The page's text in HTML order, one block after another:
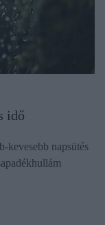
idő
kevesebb napsütés